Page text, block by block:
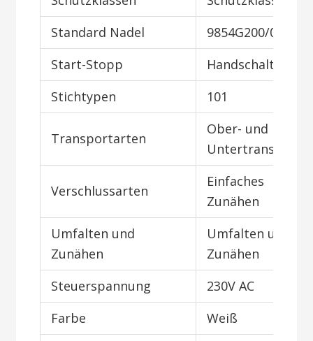
Standard Nadel
9854G200/080
Start-Stopp
Handschalter
Stichtypen
101
Transportarten
Ober- und
Untertransport
Verschlussarten
Einfaches
Zunähen
Umfalten und
Zunähen
Umfalten und
Zunähen
Steuerspannung
230V AC
Farbe
Weiß